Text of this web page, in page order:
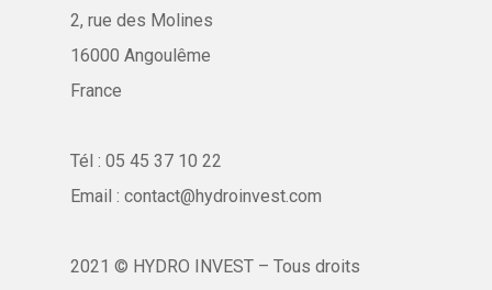
2, rue des Molines
16000 Angoulême
France
Tél : 05 45 37 10 22
Email : contact@hydroinvest.com
2021 © HYDRO INVEST – Tous droits